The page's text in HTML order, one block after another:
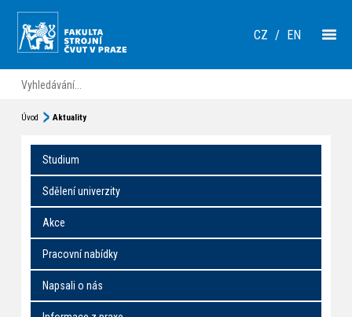
CZ / EN
Úvod Aktuality
Studium
Sdělení univerzity
Akce
Pracovní nabídky
Napsali o nás